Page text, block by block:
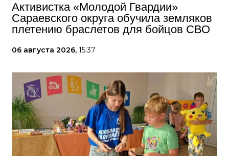
Активистка «Молодой Гвардии»
Сараевского округа обучила земляков
плетению браслетов для бойцов СВО
06 августа 2026, 15:37